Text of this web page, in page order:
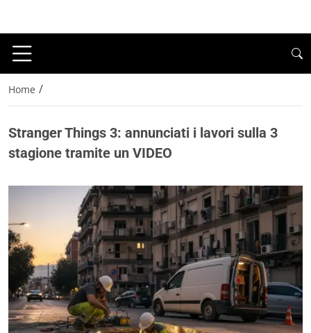
Home /
Stranger Things 3: annunciati i lavori sulla 3
stagione tramite un VIDEO